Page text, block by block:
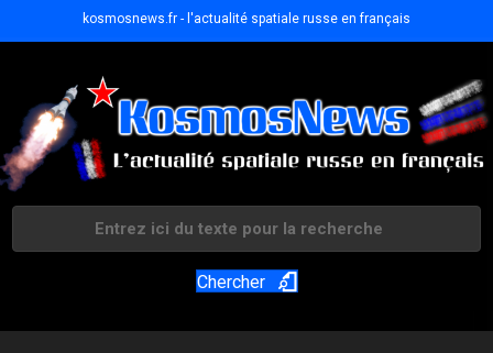
kosmosnews.fr - l'actualité spatiale russe en français
Chercher